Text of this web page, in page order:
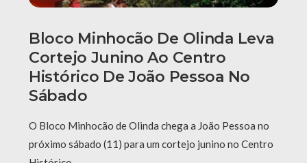
Bloco Minhocão De Olinda Leva
Cortejo Junino Ao Centro
Histórico De João Pessoa No
Sábado
O Bloco Minhocão de Olinda chega a João Pessoa no
próximo sábado (11) para um cortejo junino no Centro